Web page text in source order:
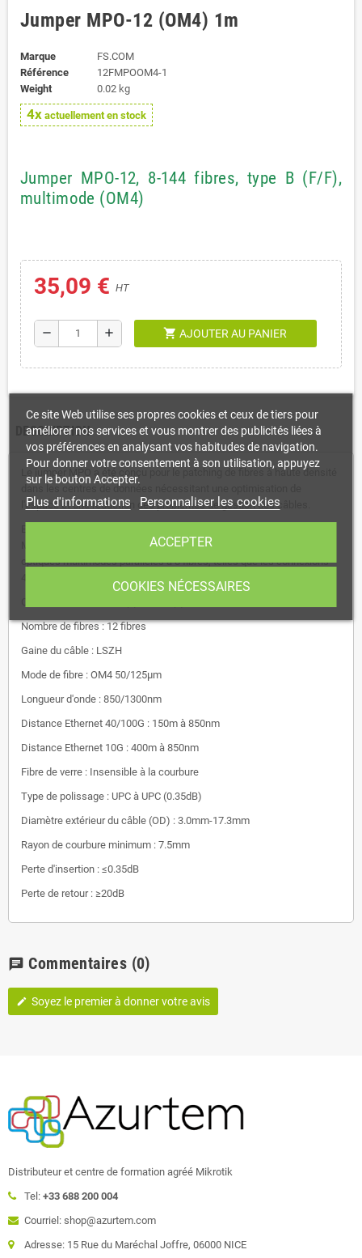
Jumper MPO-12 (OM4) 1m
Marque
FS.COM
Référence
12FMPOOM4-1
Weight
0.02 kg
4x actuellement en stock
Jumper MPO-12, 8-144 fibres, type B (F/F),
multimode (OM4)
35,09 € HT
remove add shopping_cart AJOUTER AU PANIER
DESCRIPTION
Le jumper MPO a été conçu pour le patching de fibres à haute densité
dans les centres de données nécessitant une optimisation de
l'espace et une réduction des problèmes de gestion des câbles.
MPO-8, il est également idéal pour les applications de module
optiques multimodes parallèles à 8 fibres, telles que les connexions
40G QSFP+ SR4/CSR4 et 100G QSFP28 SR4.
Nombre de fibres : 12 fibres
Gaine du câble : LSZH
Mode de fibre : OM4 50/125μm
Longueur d'onde : 850/1300nm
Distance Ethernet 40/100G : 150m à 850nm
Distance Ethernet 10G : 400m à 850nm
Fibre de verre : Insensible à la courbure
Type de polissage : UPC à UPC (0.35dB)
Diamètre extérieur du câble (OD) : 3.0mm-17.3mm
Rayon de courbure minimum : 7.5mm
Perte d'insertion : ≤0.35dB
Perte de retour : ≥20dB
chat Commentaires (0)
edit Soyez le premier à donner votre avis
Distributeur et centre de formation agréé Mikrotik
Tel: +33 688 200 004
Courriel: shop@azurtem.com
Adresse: 15 Rue du Maréchal Joffre, 06000 NICE
Ce site Web utilise ses propres cookies et ceux de tiers pour
améliorer nos services et vous montrer des publicités liées à
vos préférences en analysant vos habitudes de navigation.
Pour donner votre consentement à son utilisation, appuyez
sur le bouton Accepter.
Plus d'informations Personnaliser les cookies
COOKIES NÉCESSAIRES
ACCEPTER